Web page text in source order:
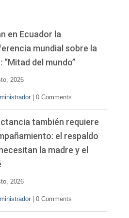
en Ecuador la
mundial sobre la
“Mitad del mundo”
2026
0 Comments
también requiere
el respaldo
la madre y el
2026
0 Comments